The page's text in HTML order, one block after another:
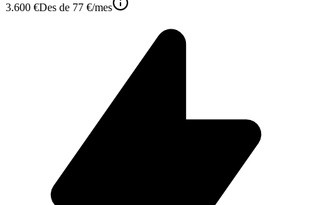
3.600 €Des de 77 €/mes